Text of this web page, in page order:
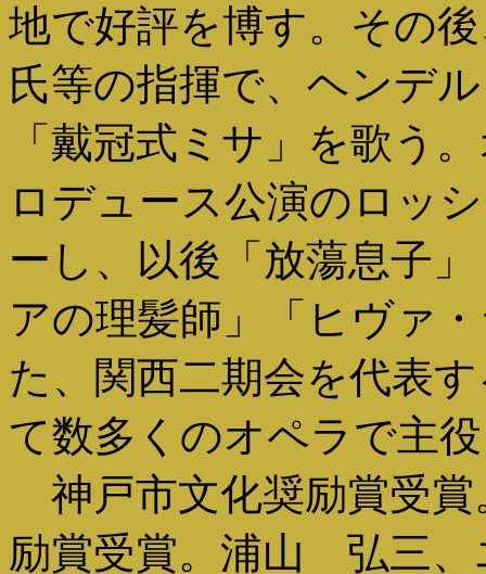
地で好評を博す。その
氏等の指揮で、ヘンデ
「戴冠式ミサ」を歌う
ロデュース公演のロッ
ーし、以後「放蕩息子
アの理髪師」「ヒヴァ
た、関西二期会を代表
て数多くのオペラで主
神戸市文化奨励賞受賞
励賞受賞。浦山 弘三、